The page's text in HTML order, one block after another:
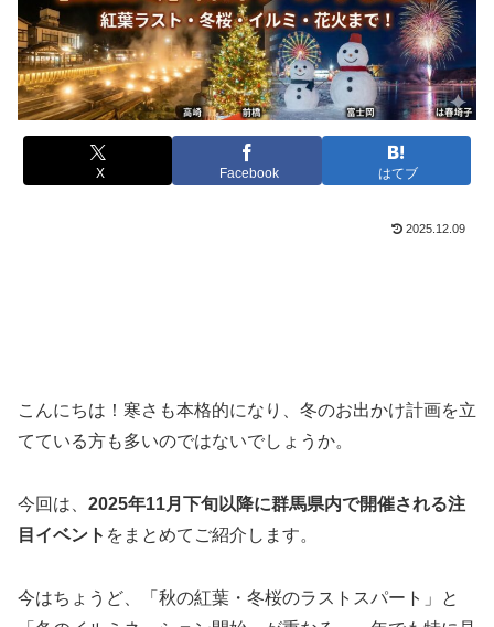
X Facebook はてブ
2025.12.09
こんにちは！寒さも本格的になり、冬のお出かけ計画を立
てている方も多いのではないでしょうか。
今回は、 2025年11月下旬以降に群馬県内で開催される注
目イベント をまとめてご紹介します。
今はちょうど、「秋の紅葉・冬桜のラストスパート」と